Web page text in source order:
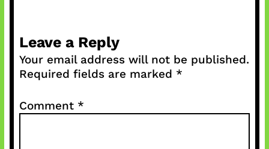
Leave a Reply
Your email address will not be published.
Required fields are marked *
Comment *